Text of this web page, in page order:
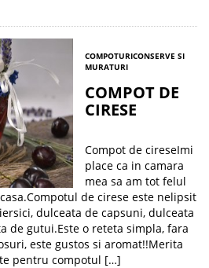
COMPOTURICONSERVE SI
MURATURI
COMPOT DE
CIRESE
Compot de cireseImi
place ca in camara
mea sa am tot felul
de cirese este nelipsit
dulceata de capsuni, dulceata
de gutui.Este o reteta simpla, fara
este gustos si aromat!!Merita
pentru compotul […]